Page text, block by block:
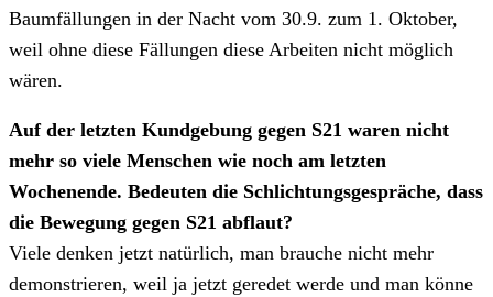
Baumfällungen in der Nacht vom 30.9. zum 1. Oktober,
weil ohne diese Fällungen diese Arbeiten nicht möglich
wären.
Auf der letzten Kundgebung gegen S21 waren nicht
mehr so viele Menschen wie noch am letzten
Wochenende. Bedeuten die Schlichtungsgespräche, dass
die Bewegung gegen S21 abflaut?
Viele denken jetzt natürlich, man brauche nicht mehr
demonstrieren, weil ja jetzt geredet werde und man könne